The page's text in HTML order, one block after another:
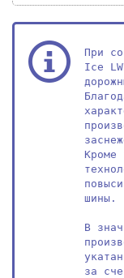
При
Ice
Кроме
шины.
В
за